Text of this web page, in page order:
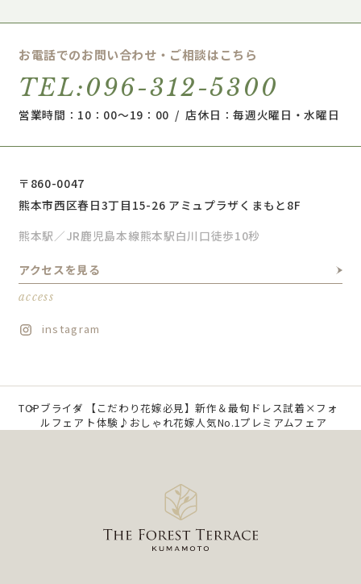
お電話でのお問い合わせ・ご相談はこちら
TEL:096-312-5300
営業時間：10：00～19：00 / 店休日：毎週火曜日・水曜日
〒860-0047
熊本市西区春日3丁目15-26 アミュプラザくまもと8F
熊本駅／JR鹿児島本線熊本駅白川口徒歩10秒
アクセスを見る
access
instagram
TOPブライダ
ルフェア
【こだわり花嫁必見】新作＆最旬ドレス試着×フォ
ト体験♪おしゃれ花嫁人気No.1プレミアムフェア